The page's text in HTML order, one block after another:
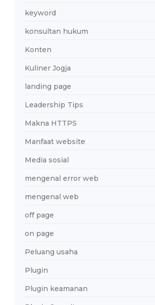
keyword
konsultan hukum
Konten
Kuliner Jogja
landing page
Leadership Tips
Makna HTTPS
Manfaat website
Media sosial
mengenal error web
mengenal web
off page
on page
Peluang usaha
Plugin
Plugin keamanan